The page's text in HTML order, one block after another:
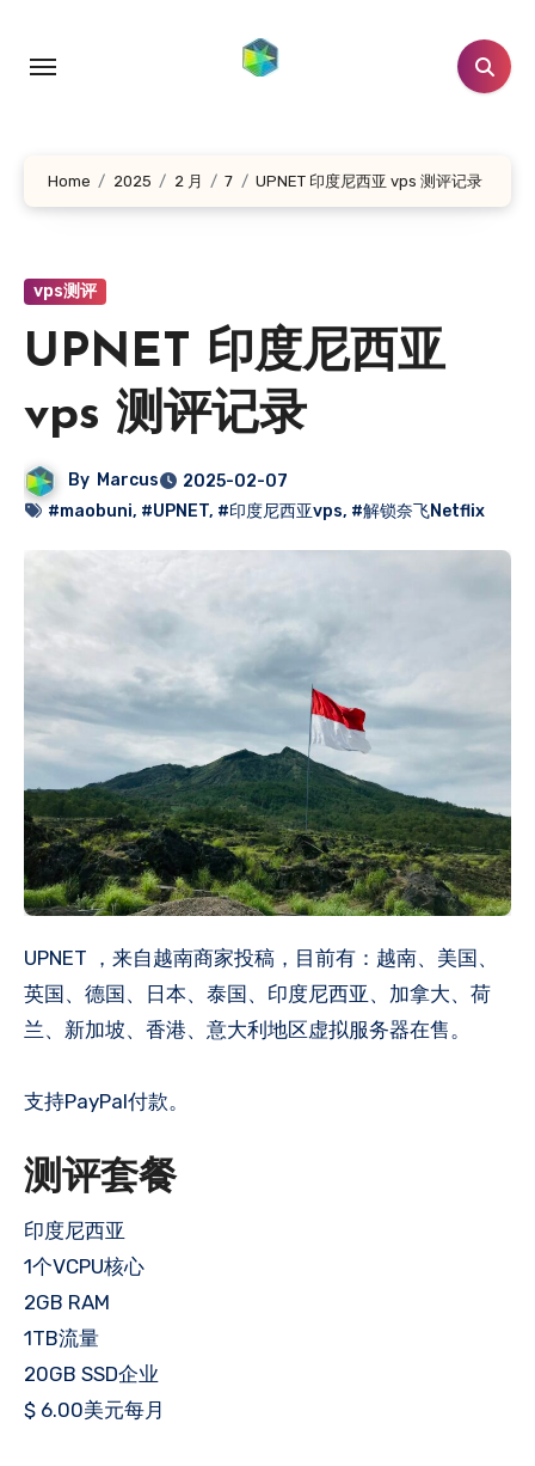
Home 2025 2 月 7 UPNET 印度尼西亚 vps 测评记录
vps测评
UPNET 印度尼西亚
vps 测评记录
By Marcus
2025-02-07
#maobuni, #UPNET, #印度尼西亚vps, #解锁奈飞Netflix
UPNET ，来自越南商家投稿，目前有：越南、美国、
英国、德国、日本、泰国、印度尼西亚、加拿大、荷
兰、新加坡、香港、意大利地区虚拟服务器在售。
支持PayPal付款。
测评套餐
印度尼西亚
1个VCPU核心
2GB RAM
1TB流量
20GB SSD企业
$ 6.00美元每月